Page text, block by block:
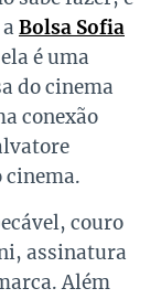
Bolsa Sofia
é uma
do cinema
conexão
cinema.
couro
assinatura
Além